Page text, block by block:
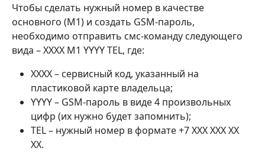
Чтобы сделать нужный номер в качестве
основного (М1) и создать GSM-пароль,
необходимо отправить смс-команду следующего
вида – XXXX M1 YYYY TEL, где:
XXXX – сервисный код, указанный на
пластиковой карте владельца;
YYYY – GSM-пароль в виде 4 произвольных
цифр (их нужно будет запомнить);
TEL – нужный номер в формате +7 XXX XXX XX
XX.